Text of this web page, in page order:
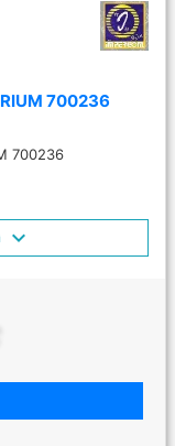
700236
700236